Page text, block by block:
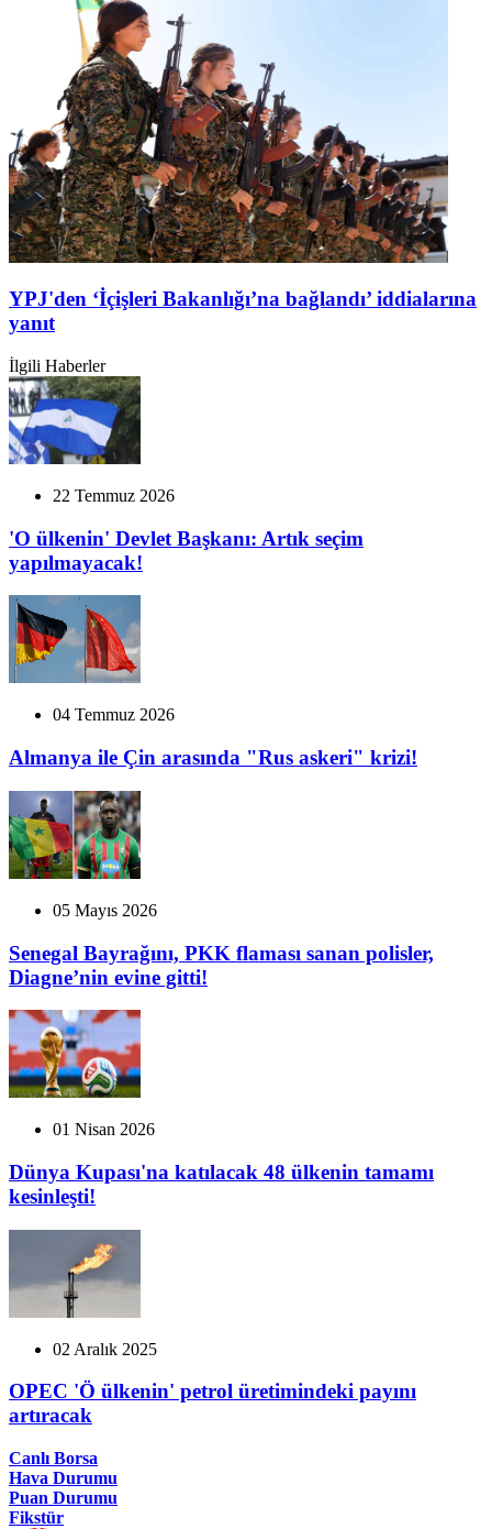
YPJ'den ‘İçişleri Bakanlığı’na bağlandı’ iddialarına
yanıt
İlgili Haberler
22 Temmuz 2026
'O ülkenin' Devlet Başkanı: Artık seçim
yapılmayacak!
04 Temmuz 2026
Almanya ile Çin arasında "Rus askeri" krizi!
05 Mayıs 2026
Senegal Bayrağını, PKK flaması sanan polisler,
Diagne’nin evine gitti!
01 Nisan 2026
Dünya Kupası'na katılacak 48 ülkenin tamamı
kesinleşti!
02 Aralık 2025
OPEC 'Ö ülkenin' petrol üretimindeki payını
artıracak
Canlı Borsa
Hava Durumu
Puan Durumu
Fikstür